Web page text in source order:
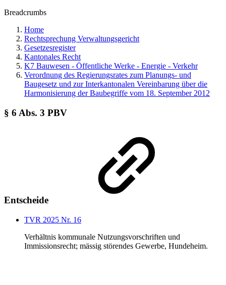
Breadcrumbs
Home
Rechtsprechung Verwaltungsgericht
Gesetzesregister
Kantonales Recht
K7 Bauwesen - Öffentliche Werke - Energie - Verkehr
Verordnung des Regierungsrates zum Planungs- und
Baugesetz und zur Interkantonalen Vereinbarung über die
Harmonisierung der Baubegriffe vom 18. September 2012
§ 6 Abs. 3 PBV
Entscheide
TVR 2025 Nr. 16
Verhältnis kommunale Nutzungsvorschriften und
Immissionsrecht; mässig störendes Gewerbe, Hundeheim.